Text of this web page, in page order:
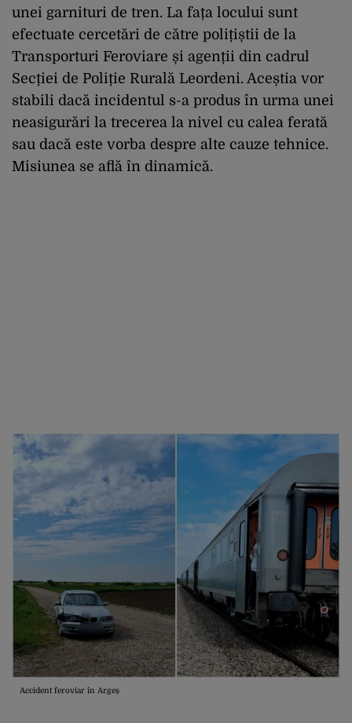
unei garnituri de tren. La fața locului sunt
efectuate cercetări de către polițiștii de la
Transporturi Feroviare și agenții din cadrul
Secției de Poliție Rurală Leordeni. Aceștia vor
stabili dacă incidentul s-a produs în urma unei
neasigurări la trecerea la nivel cu calea ferată
sau dacă este vorba despre alte cauze tehnice.
Misiunea se află în dinamică.
Accident feroviar în Argeș